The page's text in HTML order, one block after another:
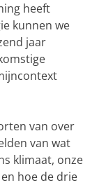
heeft
kunnen we
jaar
van over
van wat
klimaat, onze
hoe de drie